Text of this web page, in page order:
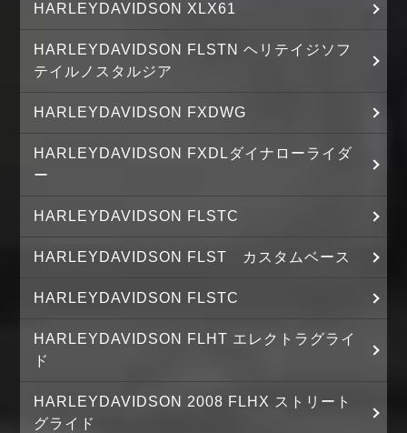
HARLEYDAVIDSON XLX61
HARLEYDAVIDSON FLSTN ヘリテイジソフ
テイルノスタルジア
HARLEYDAVIDSON FXDWG
HARLEYDAVIDSON FXDLダイナローライダ
ー
HARLEYDAVIDSON FLSTC
HARLEYDAVIDSON FLST カスタムベース
HARLEYDAVIDSON FLSTC
HARLEYDAVIDSON FLHT エレクトラグライ
ド
HARLEYDAVIDSON 2008 FLHX ストリート
グライド